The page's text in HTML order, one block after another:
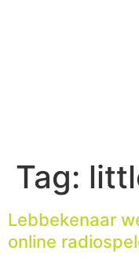
Tag:
Lebbekenaar
online